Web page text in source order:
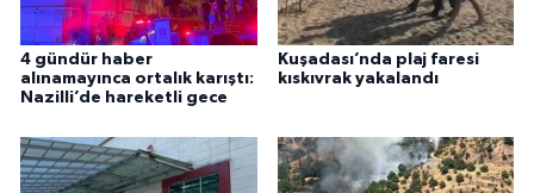
4 gündür haber
alınamayınca ortalık karıştı:
Nazilli’de hareketli gece
Kuşadası’nda plaj faresi
kıskıvrak yakalandı